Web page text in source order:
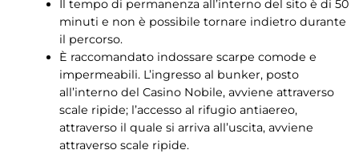
Il tempo di permanenza all’interno del sito è di 50
minuti e non è possibile tornare indietro durante
il percorso.
È raccomandato indossare scarpe comode e
impermeabili. L’ingresso al bunker, posto
all’interno del Casino Nobile, avviene attraverso
scale ripide; l’accesso al rifugio antiaereo,
attraverso il quale si arriva all’uscita, avviene
attraverso scale ripide.